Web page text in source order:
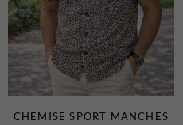
CHEMISE SPORT MANCHES